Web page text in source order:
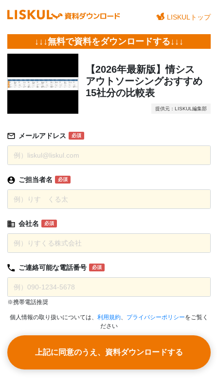
LISKULトップ
↓↓↓無料で資料をダウンロードする↓↓↓
【2026年最新版】情シス
アウトソーシングおすすめ
15社分の比較表
提供元：LISKUL編集部
メールアドレス 必須
ご担当者名 必須
会社名 必須
ご連絡可能な電話番号 必須
※携帯電話推奨
個人情報の取り扱いについては、 利用規約、 プライバシーポリシーをご覧く
ださい
上記に同意のうえ、資料ダウンロードする